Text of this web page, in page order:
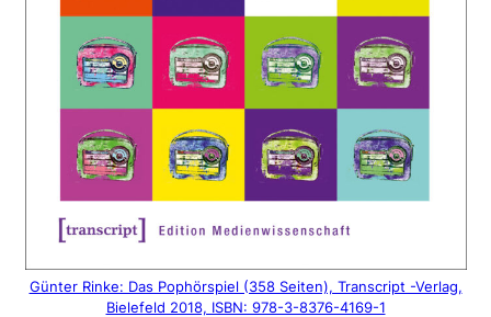
Günter Rinke: Das Pophörspiel (358 Seiten), Transcript -Verlag,
Bielefeld 2018, ISBN: 978-3-8376-4169-1